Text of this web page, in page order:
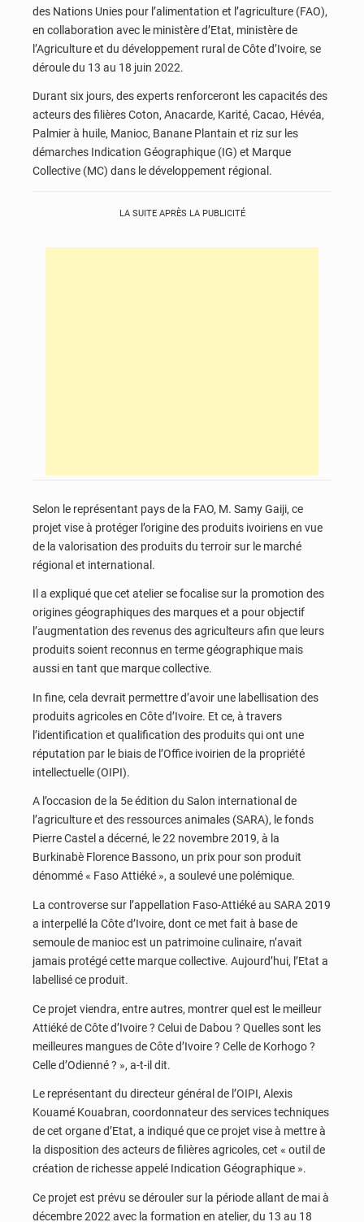
des Nations Unies pour l’alimentation et l’agriculture (FAO),
en collaboration avec le ministère d’Etat, ministère de
l’Agriculture et du développement rural de Côte d’Ivoire, se
déroule du 13 au 18 juin 2022.
Durant six jours, des experts renforceront les capacités des
acteurs des filières Coton, Anacarde, Karité, Cacao, Hévéa,
Palmier à huile, Manioc, Banane Plantain et riz sur les
démarches Indication Géographique (IG) et Marque
Collective (MC) dans le développement régional.
LA SUITE APRÈS LA PUBLICITÉ
Selon le représentant pays de la FAO, M. Samy Gaiji, ce
projet vise à protéger l’origine des produits ivoiriens en vue
de la valorisation des produits du terroir sur le marché
régional et international.
Il a expliqué que cet atelier se focalise sur la promotion des
origines géographiques des marques et a pour objectif
l’augmentation des revenus des agriculteurs afin que leurs
produits soient reconnus en terme géographique mais
aussi en tant que marque collective.
In fine, cela devrait permettre d’avoir une labellisation des
produits agricoles en Côte d’Ivoire. Et ce, à travers
l’identification et qualification des produits qui ont une
réputation par le biais de l’Office ivoirien de la propriété
intellectuelle (OIPI).
A l’occasion de la 5e édition du Salon international de
l’agriculture et des ressources animales (SARA), le fonds
Pierre Castel a décerné, le 22 novembre 2019, à la
Burkinabè Florence Bassono, un prix pour son produit
dénommé « Faso Attiéké », a soulevé une polémique.
La controverse sur l’appellation Faso-Attiéké au SARA 2019
a interpellé la Côte d’Ivoire, dont ce met fait à base de
semoule de manioc est un patrimoine culinaire, n’avait
jamais protégé cette marque collective. Aujourd’hui, l’Etat a
labellisé ce produit.
Ce projet viendra, entre autres, montrer quel est le meilleur
Attiéké de Côte d’Ivoire ? Celui de Dabou ? Quelles sont les
meilleures mangues de Côte d’Ivoire ? Celle de Korhogo ?
Celle d’Odienné ? », a-t-il dit.
Le représentant du directeur général de l’OIPI, Alexis
Kouamé Kouabran, coordonnateur des services techniques
de cet organe d’Etat, a indiqué que ce projet vise à mettre à
la disposition des acteurs de filières agricoles, cet « outil de
création de richesse appelé Indication Géographique ».
Ce projet est prévu se dérouler sur la période allant de mai à
décembre 2022 avec la formation en atelier, du 13 au 18